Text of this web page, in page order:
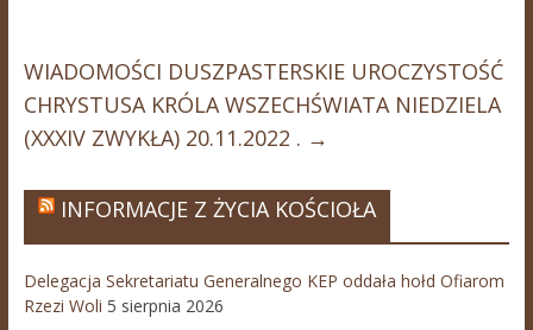
WIADOMOŚCI DUSZPASTERSKIE UROCZYSTOŚĆ
CHRYSTUSA KRÓLA WSZECHŚWIATA NIEDZIELA
(XXXIV ZWYKŁA) 20.11.2022 . →
INFORMACJE Z ŻYCIA KOŚCIOŁA
Delegacja Sekretariatu Generalnego KEP oddała hołd Ofiarom
Rzezi Woli 5 sierpnia 2026